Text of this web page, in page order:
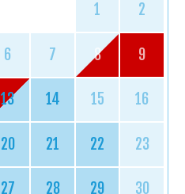
1 2
6 7 8 9
13 14 15 16
20 21 22 23
27 28 29 30